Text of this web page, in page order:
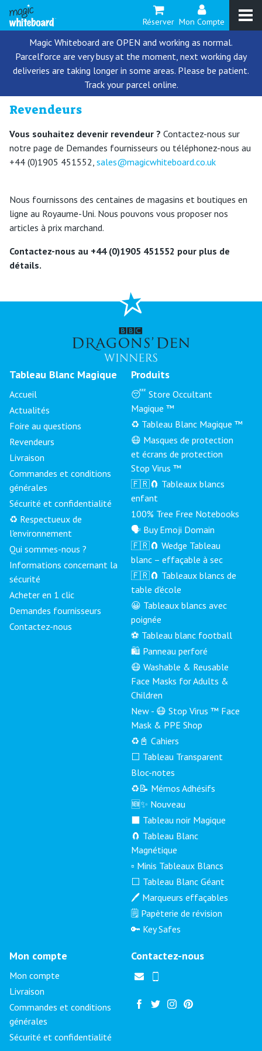
Réserver Mon Compte
Magic Whiteboard are OPEN and working as normal.
Parcelforce are very busy at the moment, next working day
deliveries are taking longer in some areas. Please be patient.
Track your parcel online.
Revendeurs
Vous souhaitez devenir revendeur ? Contactez-nous sur
notre page de Demandes fournisseurs ou téléphonez-nous au
+44 (0)1905 451552, sales@magicwhiteboard.co.uk
Nous fournissons des centaines de magasins et boutiques en
ligne au Royaume-Uni. Nous pouvons vous proposer nos
articles à prix marchand.
Contactez-nous au +44 (0)1905 451552 pour plus de
détails.
Tableau Blanc Magique
Accueil
Actualités
Foire au questions
Revendeurs
Livraison
Commandes et conditions
générales
Sécurité et confidentialité
♻️ Respectueux de
l'environnement
Qui sommes-nous ?
Informations concernant la
sécurité
Acheter en 1 clic
Demandes fournisseurs
Contactez-nous
Produits
😴 Store Occultant
Magique ™
♻️ Tableau Blanc Magique ™
😷 Masques de protection
et écrans de protection
Stop Virus ™
🇫🇷🧲 Tableaux blancs
enfant
100% Tree Free Notebooks
🗣 Buy Emoji Domain
🇫🇷🧲 Wedge Tableau
blanc – effaçable à sec
🇫🇷🧲 Tableaux blancs de
table d'école
😀 Tableaux blancs avec
poignée
⚽ Tableau blanc football
🛍️ Panneau perforé
😷 Washable & Reusable
Face Masks for Adults &
Children
New - 😷 Stop Virus ™ Face
Mask & PPE Shop
♻️📓 Cahiers
⬜ Tableau Transparent
Bloc-notes
♻️📝 Mémos Adhésifs
🆕✨ Nouveau
⬛ Tableau noir Magique
🧲 Tableau Blanc
Magnétique
▫️ Minis Tableaux Blancs
⬜ Tableau Blanc Géant
🖊️ Marqueurs effaçables
🗒️ Papèterie de révision
🔑 Key Safes
Mon compte
Mon compte
Livraison
Commandes et conditions
générales
Sécurité et confidentialité
Contactez-nous